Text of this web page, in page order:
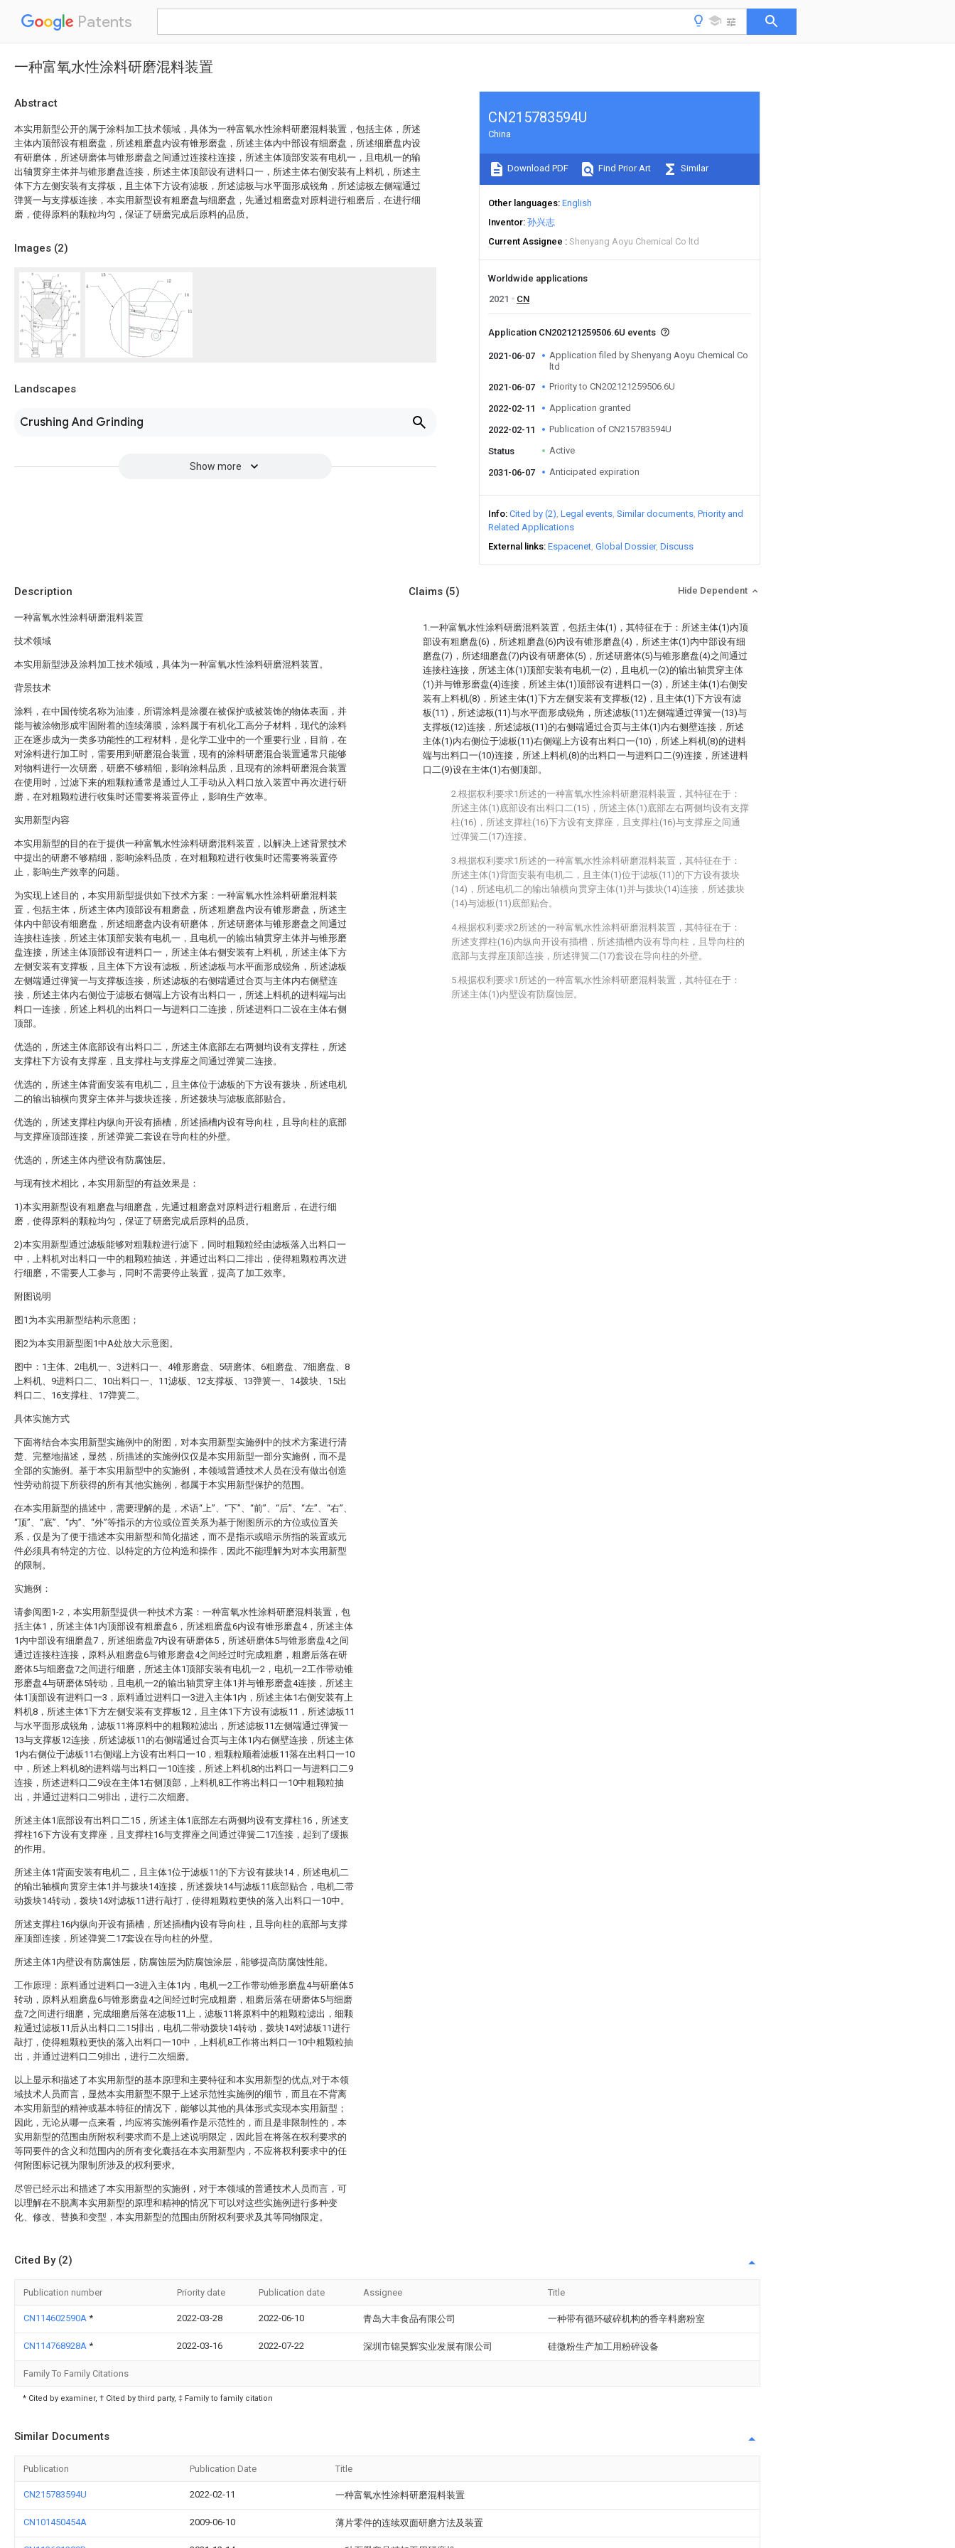
Patents
一种富氧水性涂料研磨混料装置
Abstract
本实用新型公开的属于涂料加工技术领域，具体为一种富氧水性涂料研磨混料装置，包括主体，所述
主体内顶部设有粗磨盘，所述粗磨盘内设有锥形磨盘，所述主体内中部设有细磨盘，所述细磨盘内设
有研磨体，所述研磨体与锥形磨盘之间通过连接柱连接，所述主体顶部安装有电机一，且电机一的输
出轴贯穿主体并与锥形磨盘连接，所述主体顶部设有进料口一，所述主体右侧安装有上料机，所述主
体下方左侧安装有支撑板，且主体下方设有滤板，所述滤板与水平面形成锐角，所述滤板左侧端通过
弹簧一与支撑板连接，本实用新型设有粗磨盘与细磨盘，先通过粗磨盘对原料进行粗磨后，在进行细
磨，使得原料的颗粒均匀，保证了研磨完成后原料的品质。
Images (2)
Landscapes
Crushing And Grinding
Show more
CN215783594U
China
Download PDF Find Prior Art Similar
Other languages English
Inventor 孙兴志
Current Assignee
Shenyang Aoyu Chemical Co ltd
Worldwide applications
2021
CN
Application CN202121259506.6U events
2021-06-07
Application filed by Shenyang Aoyu Chemical Co
ltd
2021-06-07
Priority to CN202121259506.6U
2022-02-11 Application granted
2022-02-11 Publication of CN215783594U
Status Active
2031-06-07 Anticipated expiration
Info Cited by (2) Legal events Similar documents Priority and
Related Applications
External links Espacenet Global Dossier Discuss
Description
一种富氧水性涂料研磨混料装置
技术领域
本实用新型涉及涂料加工技术领域，具体为一种富氧水性涂料研磨混料装置。
背景技术
涂料，在中国传统名称为油漆，所谓涂料是涂覆在被保护或被装饰的物体表面，并
能与被涂物形成牢固附着的连续薄膜，涂料属于有机化工高分子材料，现代的涂料
正在逐步成为一类多功能性的工程材料，是化学工业中的一个重要行业，目前，在
对涂料进行加工时，需要用到研磨混合装置，现有的涂料研磨混合装置通常只能够
对物料进行一次研磨，研磨不够精细，影响涂料品质，且现有的涂料研磨混合装置
在使用时，过滤下来的粗颗粒通常是通过人工手动从入料口放入装置中再次进行研
磨，在对粗颗粒进行收集时还需要将装置停止，影响生产效率。
实用新型内容
本实用新型的目的在于提供一种富氧水性涂料研磨混料装置，以解决上述背景技术
中提出的研磨不够精细，影响涂料品质，在对粗颗粒进行收集时还需要将装置停
止，影响生产效率的问题。
为实现上述目的，本实用新型提供如下技术方案：一种富氧水性涂料研磨混料装
置，包括主体，所述主体内顶部设有粗磨盘，所述粗磨盘内设有锥形磨盘，所述主
体内中部设有细磨盘，所述细磨盘内设有研磨体，所述研磨体与锥形磨盘之间通过
连接柱连接，所述主体顶部安装有电机一，且电机一的输出轴贯穿主体并与锥形磨
盘连接，所述主体顶部设有进料口一，所述主体右侧安装有上料机，所述主体下方
左侧安装有支撑板，且主体下方设有滤板，所述滤板与水平面形成锐角，所述滤板
左侧端通过弹簧一与支撑板连接，所述滤板的右侧端通过合页与主体内右侧壁连
接，所述主体内右侧位于滤板右侧端上方设有出料口一，所述上料机的进料端与出
料口一连接，所述上料机的出料口一与进料口二连接，所述进料口二设在主体右侧
顶部。
优选的，所述主体底部设有出料口二，所述主体底部左右两侧均设有支撑柱，所述
支撑柱下方设有支撑座，且支撑柱与支撑座之间通过弹簧二连接。
优选的，所述主体背面安装有电机二，且主体位于滤板的下方设有拨块，所述电机
二的输出轴横向贯穿主体并与拨块连接，所述拨块与滤板底部贴合。
优选的，所述支撑柱内纵向开设有插槽，所述插槽内设有导向柱，且导向柱的底部
与支撑座顶部连接，所述弹簧二套设在导向柱的外壁。
优选的，所述主体内壁设有防腐蚀层。
与现有技术相比，本实用新型的有益效果是：
1)本实用新型设有粗磨盘与细磨盘，先通过粗磨盘对原料进行粗磨后，在进行细
磨，使得原料的颗粒均匀，保证了研磨完成后原料的品质。
2)本实用新型通过滤板能够对粗颗粒进行滤下，同时粗颗粒经由滤板落入出料口一
中，上料机对出料口一中的粗颗粒抽送，并通过出料口二排出，使得粗颗粒再次进
行细磨，不需要人工参与，同时不需要停止装置，提高了加工效率。
附图说明
图1为本实用新型结构示意图；
图2为本实用新型图1中A处放大示意图。
图中：1主体、2电机一、3进料口一、4锥形磨盘、5研磨体、6粗磨盘、7细磨盘、8
上料机、9进料口二、10出料口一、11滤板、12支撑板、13弹簧一、14拨块、15出
料口二、16支撑柱、17弹簧二。
具体实施方式
下面将结合本实用新型实施例中的附图，对本实用新型实施例中的技术方案进行清
楚、完整地描述，显然，所描述的实施例仅仅是本实用新型一部分实施例，而不是
全部的实施例。基于本实用新型中的实施例，本领域普通技术人员在没有做出创造
性劳动前提下所获得的所有其他实施例，都属于本实用新型保护的范围。
在本实用新型的描述中，需要理解的是，术语“上”、“下”、“前”、“后”、“左”、“右”、
“顶”、“底”、“内”、“外”等指示的方位或位置关系为基于附图所示的方位或位置关
系，仅是为了便于描述本实用新型和简化描述，而不是指示或暗示所指的装置或元
件必须具有特定的方位、以特定的方位构造和操作，因此不能理解为对本实用新型
的限制。
实施例：
请参阅图1-2，本实用新型提供一种技术方案：一种富氧水性涂料研磨混料装置，包
括主体1，所述主体1内顶部设有粗磨盘6，所述粗磨盘6内设有锥形磨盘4，所述主体
1内中部设有细磨盘7，所述细磨盘7内设有研磨体5，所述研磨体5与锥形磨盘4之间
通过连接柱连接，原料从粗磨盘6与锥形磨盘4之间经过时完成粗磨，粗磨后落在研
磨体5与细磨盘7之间进行细磨，所述主体1顶部安装有电机一2，电机一2工作带动锥
形磨盘4与研磨体5转动，且电机一2的输出轴贯穿主体1并与锥形磨盘4连接，所述主
体1顶部设有进料口一3，原料通过进料口一3进入主体1内，所述主体1右侧安装有上
料机8，所述主体1下方左侧安装有支撑板12，且主体1下方设有滤板11，所述滤板11
与水平面形成锐角，滤板11将原料中的粗颗粒滤出，所述滤板11左侧端通过弹簧一
13与支撑板12连接，所述滤板11的右侧端通过合页与主体1内右侧壁连接，所述主体
1内右侧位于滤板11右侧端上方设有出料口一10，粗颗粒顺着滤板11落在出料口一10
中，所述上料机8的进料端与出料口一10连接，所述上料机8的出料口一与进料口二9
连接，所述进料口二9设在主体1右侧顶部，上料机8工作将出料口一10中粗颗粒抽
出，并通过进料口二9排出，进行二次细磨。
所述主体1底部设有出料口二15，所述主体1底部左右两侧均设有支撑柱16，所述支
撑柱16下方设有支撑座，且支撑柱16与支撑座之间通过弹簧二17连接，起到了缓振
的作用。
所述主体1背面安装有电机二，且主体1位于滤板11的下方设有拨块14，所述电机二
的输出轴横向贯穿主体1并与拨块14连接，所述拨块14与滤板11底部贴合，电机二带
动拨块14转动，拨块14对滤板11进行敲打，使得粗颗粒更快的落入出料口一10中。
所述支撑柱16内纵向开设有插槽，所述插槽内设有导向柱，且导向柱的底部与支撑
座顶部连接，所述弹簧二17套设在导向柱的外壁。
所述主体1内壁设有防腐蚀层，防腐蚀层为防腐蚀涂层，能够提高防腐蚀性能。
工作原理：原料通过进料口一3进入主体1内，电机一2工作带动锥形磨盘4与研磨体5
转动，原料从粗磨盘6与锥形磨盘4之间经过时完成粗磨，粗磨后落在研磨体5与细磨
盘7之间进行细磨，完成细磨后落在滤板11上，滤板11将原料中的粗颗粒滤出，细颗
粒通过滤板11后从出料口二15排出，电机二带动拨块14转动，拨块14对滤板11进行
敲打，使得粗颗粒更快的落入出料口一10中，上料机8工作将出料口一10中粗颗粒抽
出，并通过进料口二9排出，进行二次细磨。
以上显示和描述了本实用新型的基本原理和主要特征和本实用新型的优点,对于本领
域技术人员而言，显然本实用新型不限于上述示范性实施例的细节，而且在不背离
本实用新型的精神或基本特征的情况下，能够以其他的具体形式实现本实用新型；
因此，无论从哪一点来看，均应将实施例看作是示范性的，而且是非限制性的，本
实用新型的范围由所附权利要求而不是上述说明限定，因此旨在将落在权利要求的
等同要件的含义和范围内的所有变化囊括在本实用新型内，不应将权利要求中的任
何附图标记视为限制所涉及的权利要求。
尽管已经示出和描述了本实用新型的实施例，对于本领域的普通技术人员而言，可
以理解在不脱离本实用新型的原理和精神的情况下可以对这些实施例进行多种变
化、修改、替换和变型，本实用新型的范围由所附权利要求及其等同物限定。
Claims (5) Hide Dependent
1.一种富氧水性涂料研磨混料装置，包括主体(1)，其特征在于：所述主体(1)内顶
部设有粗磨盘(6)，所述粗磨盘(6)内设有锥形磨盘(4)，所述主体(1)内中部设有细
磨盘(7)，所述细磨盘(7)内设有研磨体(5)，所述研磨体(5)与锥形磨盘(4)之间通过
连接柱连接，所述主体(1)顶部安装有电机一(2)，且电机一(2)的输出轴贯穿主体
(1)并与锥形磨盘(4)连接，所述主体(1)顶部设有进料口一(3)，所述主体(1)右侧安
装有上料机(8)，所述主体(1)下方左侧安装有支撑板(12)，且主体(1)下方设有滤
板(11)，所述滤板(11)与水平面形成锐角，所述滤板(11)左侧端通过弹簧一(13)与
支撑板(12)连接，所述滤板(11)的右侧端通过合页与主体(1)内右侧壁连接，所述
主体(1)内右侧位于滤板(11)右侧端上方设有出料口一(10)，所述上料机(8)的进料
端与出料口一(10)连接，所述上料机(8)的出料口一与进料口二(9)连接，所述进料
口二(9)设在主体(1)右侧顶部。
2.根据权利要求1所述的一种富氧水性涂料研磨混料装置，其特征在于：
所述主体(1)底部设有出料口二(15)，所述主体(1)底部左右两侧均设有支撑
柱(16)，所述支撑柱(16)下方设有支撑座，且支撑柱(16)与支撑座之间通
过弹簧二(17)连接。
3.根据权利要求1所述的一种富氧水性涂料研磨混料装置，其特征在于：
所述主体(1)背面安装有电机二，且主体(1)位于滤板(11)的下方设有拨块
(14)，所述电机二的输出轴横向贯穿主体(1)并与拨块(14)连接，所述拨块
(14)与滤板(11)底部贴合。
4.根据权利要求2所述的一种富氧水性涂料研磨混料装置，其特征在于：
所述支撑柱(16)内纵向开设有插槽，所述插槽内设有导向柱，且导向柱的
底部与支撑座顶部连接，所述弹簧二(17)套设在导向柱的外壁。
5.根据权利要求1所述的一种富氧水性涂料研磨混料装置，其特征在于：
所述主体(1)内壁设有防腐蚀层。
Cited By (2)
Publication number Priority date Publication date Assignee Title
CN114602590A * 2022-03-28 2022-06-10 青岛大丰食品有限公司 一种带有循环破碎机构的香辛料磨粉室
CN114768928A * 2022-03-16 2022-07-22 深圳市锦昊辉实业发展有限公司 硅微粉生产加工用粉碎设备
Family To Family Citations
* Cited by examiner, † Cited by third party, ‡ Family to family citation
Similar Documents
Publication Publication Date Title
CN215783594U 2022-02-11 一种富氧水性涂料研磨混料装置
CN101450454A 2009-06-10 薄片零件的连续双面研磨方法及装置